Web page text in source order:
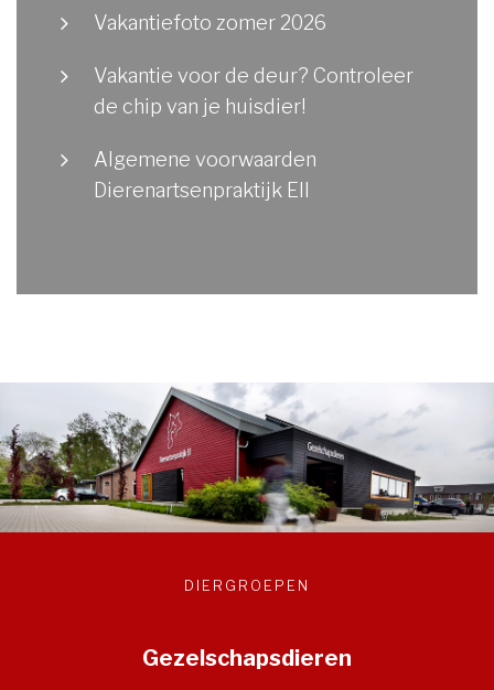
Vakantiefoto zomer 2026
Vakantie voor de deur? Controleer
de chip van je huisdier!
Algemene voorwaarden
Dierenartsenpraktijk Ell
DIERGROEPEN
Gezelschapsdieren